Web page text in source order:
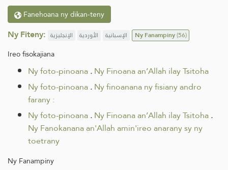
Fanehoana ny dikan-teny
Ny Fiteny: الإنجليزية الأوردية الإسبانية Ny Fanampiny(56)
Ireo fisokajiana
Ny foto-pinoana.Ny Finoana an’Allah ilay Tsitoha
Ny foto-pinoana.Ny finoanana ny fisiany andro
farany :
Ny foto-pinoana.Ny Finoana an’Allah ilay Tsitoha.
Ny Fanokanana an'Allah amin'ireo anarany sy ny
toetrany
Ny Fanampiny